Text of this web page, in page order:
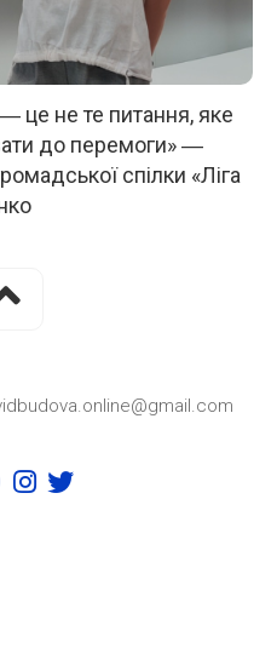
це не те питання, яке
до перемоги» ―
спілки «Ліга